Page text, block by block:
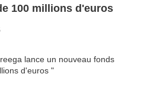
100 millions d'euros